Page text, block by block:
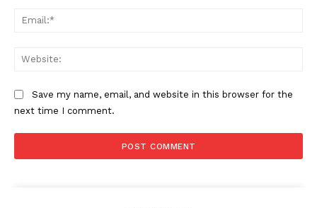
Save my name, email, and website in this browser for the
next time I comment.